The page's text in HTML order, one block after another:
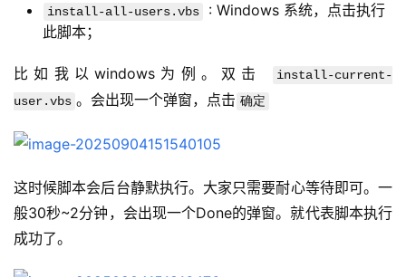
install-all-users.vbs
: Windows 系统，点击执行
此脚本；
比如我以windows为例。双击
install-current-
user.vbs 。会出现一个弹窗，点击 确定
这时候脚本会后台静默执行。大家只需要耐心等待即可。一
般30秒~2分钟，会出现一个Done的弹窗。就代表脚本执行
成功了。